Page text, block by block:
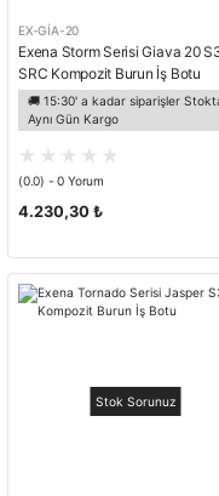
EX-GİA-20
Exena Storm Serisi Giava 20
SRC Kompozit Burun İş Botu
🚚 15:30' a kadar siparişler
Aynı Gün Kargo
(0.0) - 0 Yorum
4.230,30 ₺
Stok Sorunuz